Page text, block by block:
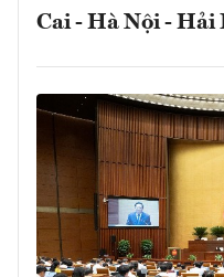
Cai - Hà Nội - Hải